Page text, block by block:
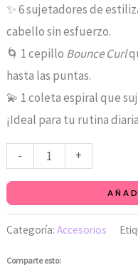
✨ 6 sujetadores de
cabello sin esfuerzo.
🌀 1 cepillo Bounce Curl
hasta las puntas.
💫 1 coleta espiral que
¡Ideal para tu rutina
- +
Categoría: Accesorios
Comparte esto: